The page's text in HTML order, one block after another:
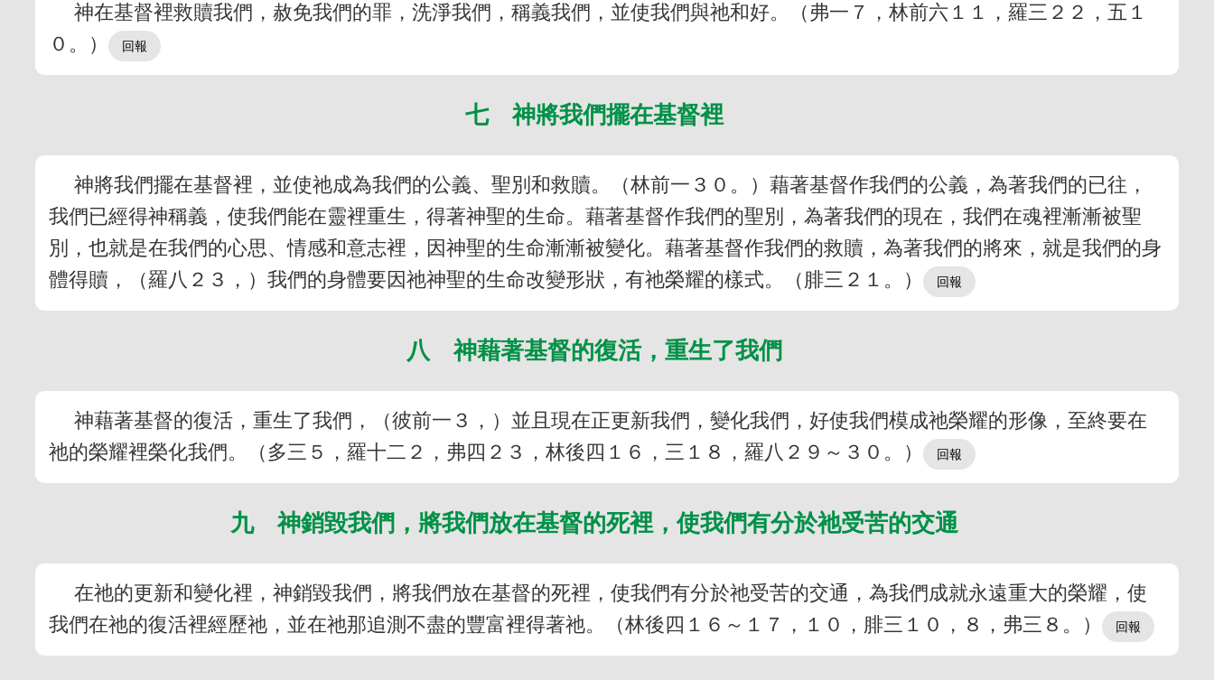
神在基督裡救贖我們，赦免我們的罪，洗淨我們，稱義我們，並使我們與祂和好。（弗一７，林前六１１，羅三２２，五１
０。）
七 神將我們擺在基督裡
神將我們擺在基督裡，並使祂成為我們的公義、聖別和救贖。（林前一３０。）藉著基督作我們的公義，為著我們的已往，
我們已經得神稱義，使我們能在靈裡重生，得著神聖的生命。藉著基督作我們的聖別，為著我們的現在，我們在魂裡漸漸被聖
別，也就是在我們的心思、情感和意志裡，因神聖的生命漸漸被變化。藉著基督作我們的救贖，為著我們的將來，就是我們的身
體得贖，（羅八２３，）我們的身體要因祂神聖的生命改變形狀，有祂榮耀的樣式。（腓三２１。）
八 神藉著基督的復活，重生了我們
神藉著基督的復活，重生了我們，（彼前一３，）並且現在正更新我們，變化我們，好使我們模成祂榮耀的形像，至終要在
祂的榮耀裡榮化我們。（多三５，羅十二２，弗四２３，林後四１６，三１８，羅八２９～３０。）
九 神銷毀我們，將我們放在基督的死裡，使我們有分於祂受苦的交通
在祂的更新和變化裡，神銷毀我們，將我們放在基督的死裡，使我們有分於祂受苦的交通，為我們成就永遠重大的榮耀，使
我們在祂的復活裡經歷祂，並在祂那追測不盡的豐富裡得著祂。（林後四１６～１７，１０，腓三１０，８，弗三８。）